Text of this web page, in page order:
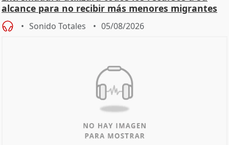
alcance para no recibir más menores migrantes
Sonido Totales 05/08/2026